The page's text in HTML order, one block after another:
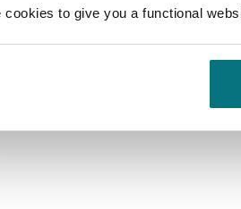
cookies to give you a functional